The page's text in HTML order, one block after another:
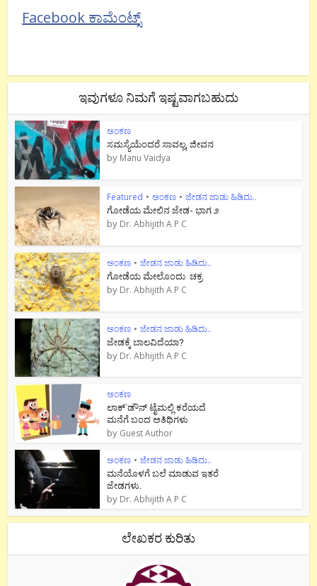
Facebook ಕಾಮೆಂಟ್ಸ್
ಇವುಗಳೂ ನಿಮಗೆ ಇಷ್ಟವಾಗಬಹುದು
ಅಂಕಣ
ಸಮಸ್ಯೆಯೆಂದರೆ ಸಾವಲ್ಲ, ಜೀವನ
by Manu Vaidya
Featured • ಅಂಕಣ • ಜೇಡನ ಜಾಡು ಹಿಡಿದು..
ಗೋಡೆಯ ಮೇಲಿನ ಜೇಡ- ಭಾಗ ೨
by Dr. Abhijith A P C
ಅಂಕಣ • ಜೇಡನ ಜಾಡು ಹಿಡಿದು..
ಗೋಡೆಯ ಮೇಲೊಂದು ಚಕ್ರ
by Dr. Abhijith A P C
ಅಂಕಣ • ಜೇಡನ ಜಾಡು ಹಿಡಿದು..
ಜೇಡಕ್ಕೆ ಬಾಲವಿದೆಯಾ?
by Dr. Abhijith A P C
ಅಂಕಣ
ಲಾಕ್`ಡೌನ್ ಟೈಮಲ್ಲಿ ಕರೆಯದೆ
ಮನೆಗೆ ಬಂದ ಅತಿಥಿಗಳು
by Guest Author
ಅಂಕಣ • ಜೇಡನ ಜಾಡು ಹಿಡಿದು..
ಮನೆಯೊಳಗೆ ಬಲೆ ಮಾಡುವ ಇತರೆ
ಜೇಡಗಳು.
by Dr. Abhijith A P C
ಲೇಖಕರ ಕುರಿತು